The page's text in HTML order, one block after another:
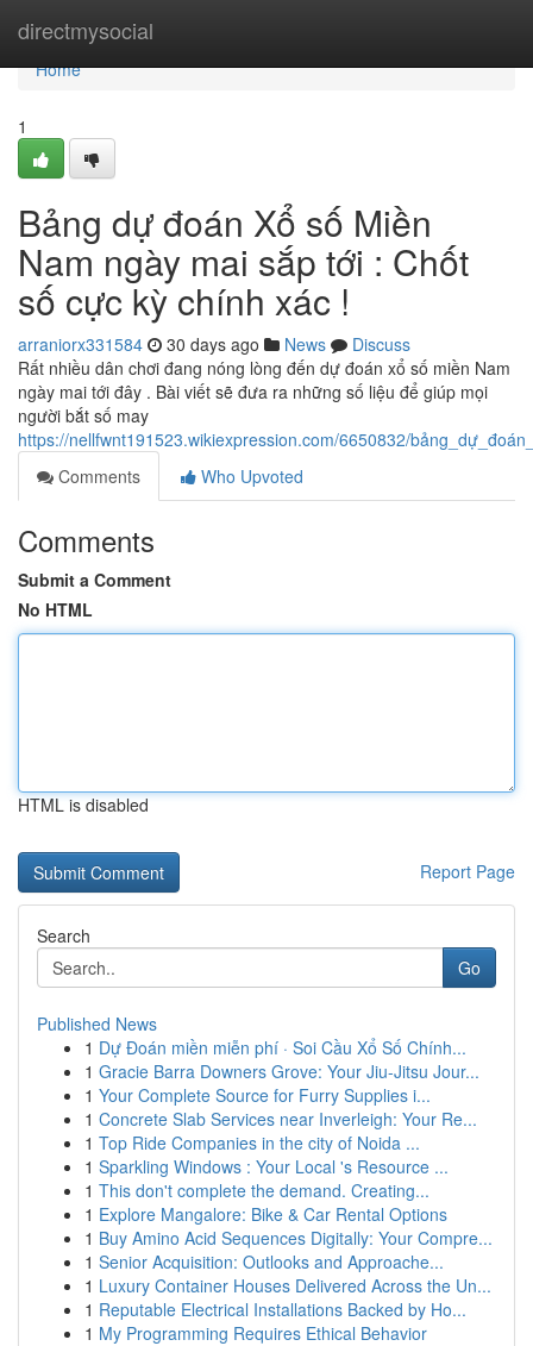
directmysocial
Home
Home
1
Bảng dự đoán Xổ số Miền
Nam ngày mai sắp tới : Chốt
số cực kỳ chính xác !
arraniorx331584 30 days ago News
Discuss
Rất nhiều dân chơi đang nóng lòng đến dự đoán xổ số miền Nam
ngày mai tới đây . Bài viết sẽ đưa ra những số liệu để giúp mọi
người bắt số may
https://nellfwnt191523.wikiexpression.com/6650832/
Comments
Who Upvoted
Comments
Submit a Comment
No HTML
HTML is disabled
Report Page
Search
Go
Published News
1 Dự Đoán miền miễn phí · Soi Cầu Xổ Số Chính...
1 Gracie Barra Downers Grove: Your Jiu-Jitsu Jour...
1 Your Complete Source for Furry Supplies i...
1 Concrete Slab Services near Inverleigh: Your Re...
1 Top Ride Companies in the city of Noida ...
1 Sparkling Windows : Your Local 's Resource ...
1 This don't complete the demand. Creating...
1 Explore Mangalore: Bike & Car Rental Options
1 Buy Amino Acid Sequences Digitally: Your Compre...
1 Senior Acquisition: Outlooks and Approache...
1 Luxury Container Houses Delivered Across the Un...
1 Reputable Electrical Installations Backed by Ho...
1 My Programming Requires Ethical Behavior